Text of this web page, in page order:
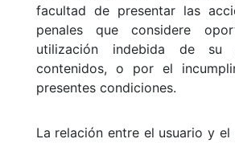
facultad de presentar las
penales que considere
utilización indebida de
contenidos, o por el
presentes condiciones.
La relación entre el usuario y el